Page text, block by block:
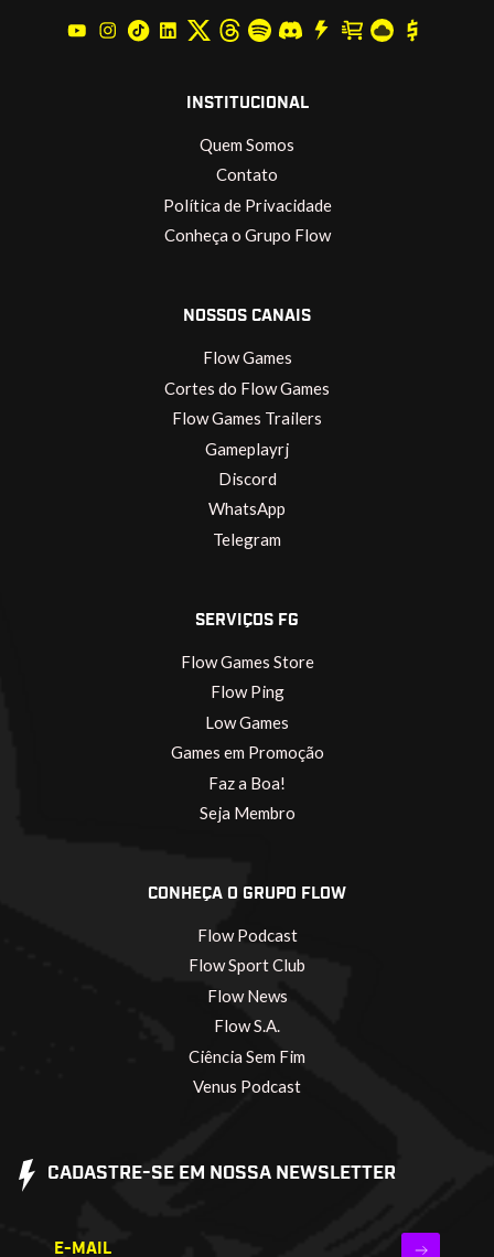
INSTITUCIONAL
Quem Somos
Contato
Política de Privacidade
Conheça o Grupo Flow
NOSSOS CANAIS
Flow Games
Cortes do Flow Games
Flow Games Trailers
Gameplayrj
Discord
WhatsApp
Telegram
SERVIÇOS FG
Flow Games Store
Flow Ping
Low Games
Games em Promoção
Faz a Boa!
Seja Membro
CONHEÇA O GRUPO FLOW
Flow Podcast
Flow Sport Club
Flow News
Flow S.A.
Ciência Sem Fim
Venus Podcast
CADASTRE-SE EM NOSSA NEWSLETTER
E-MAIL